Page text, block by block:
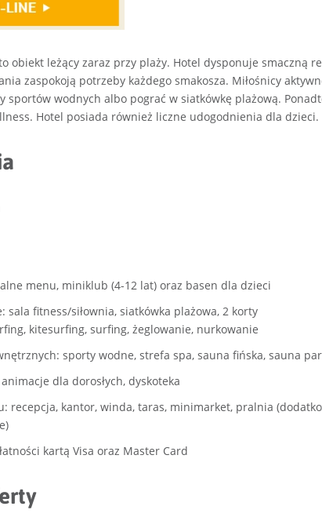
obiekt leżący zaraz przy plaży. Hotel dysponuje smaczną
zaspokoją potrzeby każdego smakosza. Miłośnicy
sportów wodnych albo pograć w siatkówkę plażową.
Hotel posiada również liczne udogodnienia dla dzieci.
menu, miniklub (4-12 lat) oraz basen dla dzieci
sala fitness/siłownia, siatkówka plażowa, 2 korty
kitesurfing, surfing, żeglowanie, nurkowanie
sporty wodne, strefa spa, sauna fińska, sauna
dla dorosłych, dyskoteka
recepcja, kantor, winda, taras, minimarket, pralnia
kartą Visa oraz Master Card